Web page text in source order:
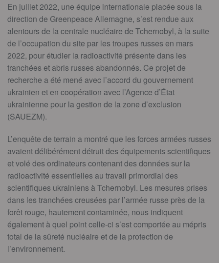
En juillet 2022, une équipe internationale placée sous la
direction de Greenpeace Allemagne, s’est rendue aux
alentours de la centrale nucléaire de Tchernobyl, à la suite
de l’occupation du site par les troupes russes en mars
2022, pour étudier la radioactivité présente dans les
tranchées et abris russes abandonnés. Ce projet de
recherche a été mené avec l’accord du gouvernement
ukrainien et en coopération avec l’Agence d’État
ukrainienne pour la gestion de la zone d’exclusion
(SAUEZM).
L’enquête de terrain a montré que les forces armées russes
avaient délibérément détruit des équipements scientifiques
et volé des ordinateurs contenant des données sur la
radioactivité essentielles au travail primordial des
scientifiques ukrainiens à Tchernobyl. Les mesures prises
dans les tranchées creusées par l’armée russe près de la
forêt rouge, hautement contaminée, nous indiquent
également à quel point celle-ci s’est comportée au mépris
total de la sûreté nucléaire et de la protection de
l’environnement.